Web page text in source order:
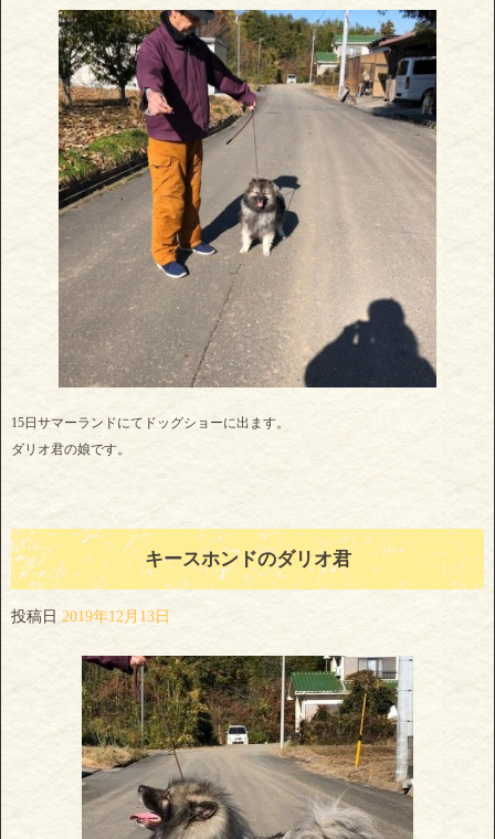
15日サマーランドにてドッグショーに出ます。
ダリオ君の娘です。
キースホンドのダリオ君
投稿日 2019年12月13日